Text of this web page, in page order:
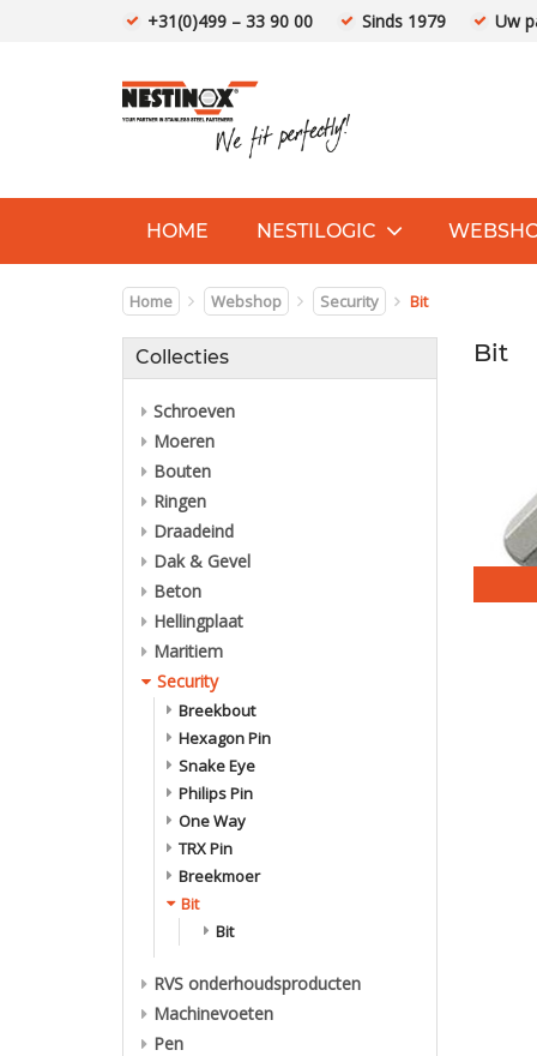
+31(0)499 – 33 90 00 Sinds 1979 Uw
HOME NESTILOGIC
Home Webshop Security Bit
Collecties
Schroeven
Moeren
Bouten
Ringen
Draadeind
Dak & Gevel
Beton
Hellingplaat
Maritiem
Security
Breekbout
Hexagon Pin
Snake Eye
Philips Pin
One Way
TRX Pin
Breekmoer
Bit
Bit
RVS onderhoudsproducten
Machinevoeten
Pen
Bit